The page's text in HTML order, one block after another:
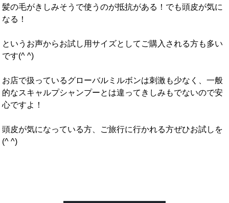
髪の毛がきしみそうで使うのが抵抗がある！でも頭皮が気に
なる！
というお声からお試し用サイズとしてご購入される方も多い
です(^ ^)
お店で扱っているグローバルミルボンは刺激も少なく、一般
的なスキャルプシャンプーとは違ってきしみもでないので安
心ですよ！
頭皮が気になっている方、ご旅行に行かれる方ぜひお試しを
(^ ^)